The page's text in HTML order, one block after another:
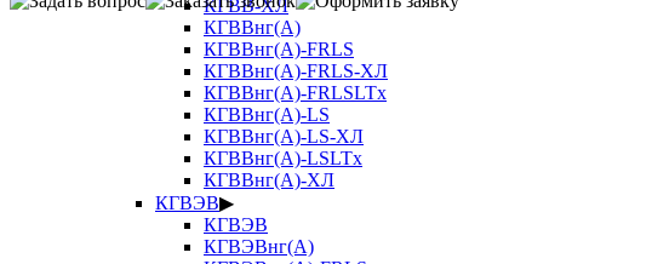
КГВВ-ХЛ
КГВВнг(А)
КГВВнг(А)-FRLS
КГВВнг(А)-FRLS-ХЛ
КГВВнг(А)-FRLSLTx
КГВВнг(А)-LS
КГВВнг(А)-LS-ХЛ
КГВВнг(А)-LSLTx
КГВВнг(А)-ХЛ
КГВЭВ▶
КГВЭВ
КГВЭВнг(А)